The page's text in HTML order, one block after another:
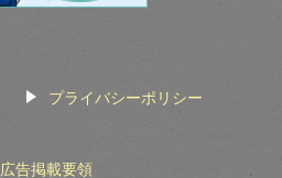
プライバシーポリシー
広告掲載要領